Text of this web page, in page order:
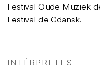
Festival Oude Muziek
Festival de Gdansk.
INTÉRPRETES